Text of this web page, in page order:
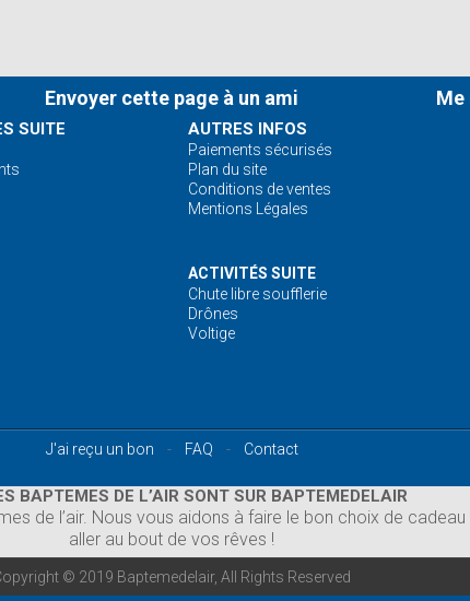
Envoyer cette page à un ami Me
SUITE AUTRES INFOS
Paiements sécurisés
Plan du site
Conditions de ventes
Mentions Légales
ACTIVITÉS SUITE
Chute libre soufflerie
Drônes
Voltige
J'ai reçu un bon - FAQ - Contact
BAPTEMES DE L’AIR SONT SUR BAPTEMEDELAIR
de l’air. Nous vous aidons à faire le bon choix de
aller au bout de vos rêves !
© 2019 Baptemedelair, All Rights Reserved